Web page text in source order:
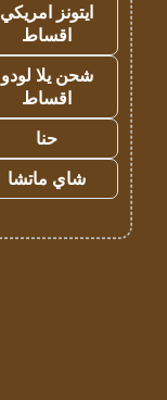
ايتونز امريكي
اقساط
شحن يلا لودو
اقساط
حنا
شاي ماتشا